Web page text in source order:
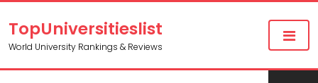
TopUniversitieslist
World University Rankings & Reviews